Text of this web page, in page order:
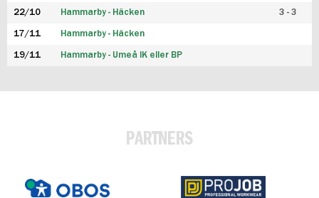
22/10 Hammarby - Häcken 3 - 3
17/11 Hammarby - Häcken
19/11 Hammarby - Umeå IK eller BP
PARTNERS